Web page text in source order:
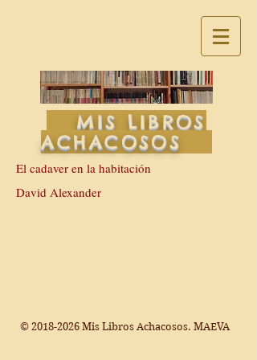
MIS LIBROS
ACHACOSOS
El cadaver en la habitación
David Alexander
© 2018-2026 Mis Libros Achacosos. MAEVA